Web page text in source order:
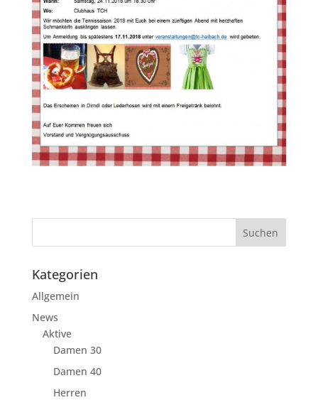
Kategorien
Allgemein
News
Aktive
Damen 30
Damen 40
Herren